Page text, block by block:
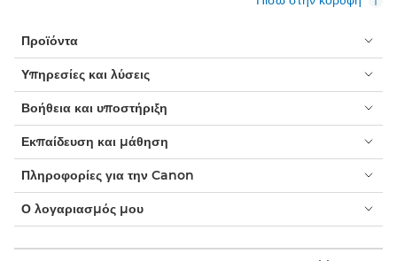
Προϊόντα
Υπηρεσίες και λύσεις
Βοήθεια και υποστήριξη
Εκπαίδευση και μάθηση
Πληροφορίες για την Canon
Ο λογαριασμός μου